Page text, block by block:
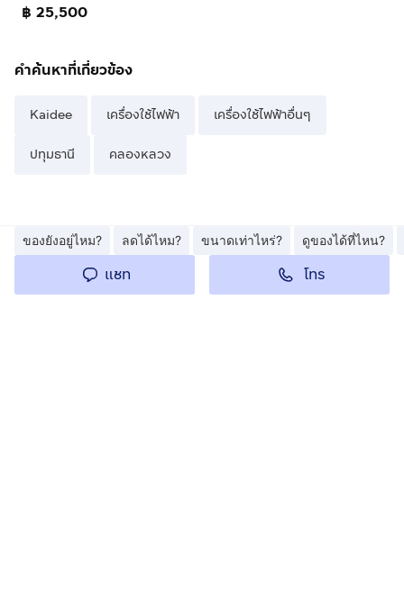
฿ 25,500
คำค้นหาที่เกี่ยวข้อง
Kaidee เครื่องใช้ไฟฟ้า เครื่องใช้ไฟฟ้าอื่นๆ
ปทุมธานี คลองหลวง
ของยังอยู่ไหม? ลดได้ไหม? ขนาดเท่าไหร่? ดูของได้ที่ไหน?
แชท โทร